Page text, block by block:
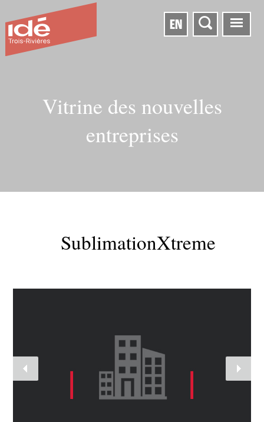
EN
Vitrine des nouvelles
entreprises
SublimationXtreme